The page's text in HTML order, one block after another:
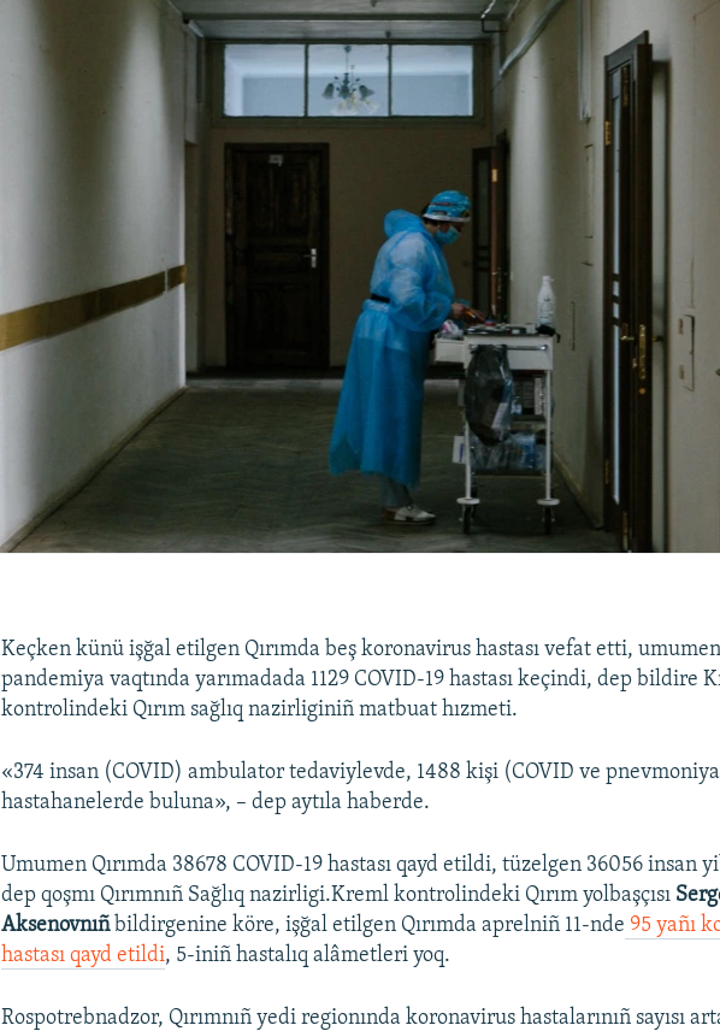
Keçken künü işğal etilgen Qırımda beş koronavirus hastası vefat etti, umumen
pandemiya vaqtında yarımadada 1129 COVID-19 hastası keçindi, dep bildire
kontrolindeki Qırım sağlıq nazirliginiñ matbuat hızmeti.
«374 insan (COVID) ambulator tedaviylevde, 1488 kişi (COVID ve
hastahanelerde buluna», – dep aytıla haberde.
Umumen Qırımda 38678 COVID-19 hastası qayd etildi, tüzelgen 36056 insan
dep qoşmı Qırımnıñ Sağlıq nazirligi.Kreml kontrolindeki Qırım yolbaşçısı
Aksenovnıñ bildirgenine köre, işğal etilgen Qırımda aprelniñ 11-nde 95 yañı
hastası qayd etildi, 5-iniñ hastalıq alâmetleri yoq.
Rospotrebnadzor, Qırımnıñ yedi regionında koronavirus hastalarınıñ sayısı